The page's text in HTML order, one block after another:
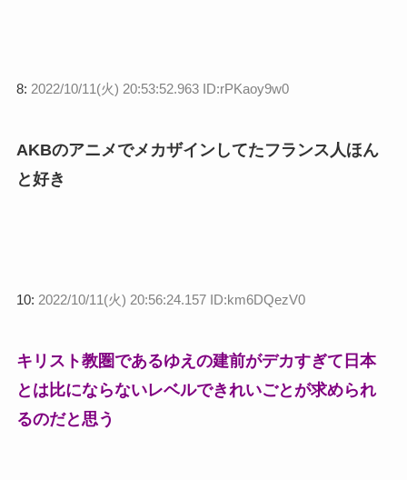
8: 2022/10/11(火) 20:53:52.963 ID:rPKaoy9w0
AKBのアニメでメカザインしてたフランス人ほん
と好き
10: 2022/10/11(火) 20:56:24.157 ID:km6DQezV0
キリスト教圏であるゆえの建前がデカすぎて日本
とは比にならないレベルできれいごとが求められ
るのだと思う